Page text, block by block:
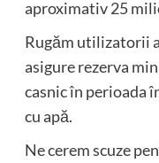
aproximativ 25
Rugăm utilizatorii
asigure rezerva
casnic în perioada
cu apă.
Ne cerem scuze